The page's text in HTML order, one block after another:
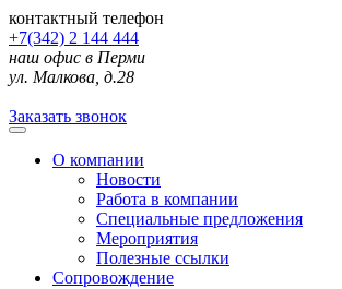
контактный телефон
+7(342) 2 144 444
наш офис в Перми
ул. Малкова, д.28
Заказать звонок
О компании
Новости
Работа в компании
Специальные предложения
Мероприятия
Полезные ссылки
Сопровождение